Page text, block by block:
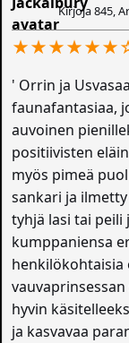
Kirjoja 845,
' Orrin ja
faunafantasiaa,
auvoinen
positiivisten
myös pimeä
sankari ja
tyhjä lasi tai peili
kumppaniensa
henkilökohtaisia
hyvin
ja kasvavaa